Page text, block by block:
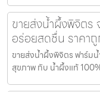
ขายส่งน้ำผึ้งพิจิตร
อร่อยสดชื่น ราคา
ขายส่งน้ำผึ้งพิจิตร ฟาร์ม
สุขภาพ กับ น้ำผึ้งแท้